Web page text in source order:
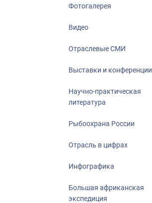
Фотогалерея
Видео
Отраслевые СМИ
Выставки и конференции
Научно-практическая
литература
Рыбоохрана России
Отрасль в цифрах
Инфографика
Большая африканская
экспедиция